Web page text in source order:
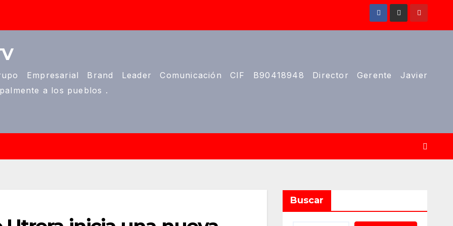
Empresarial Brand Leader Comunicación CIF B90418948 Director Gerente Javier
a los pueblos .
Buscar